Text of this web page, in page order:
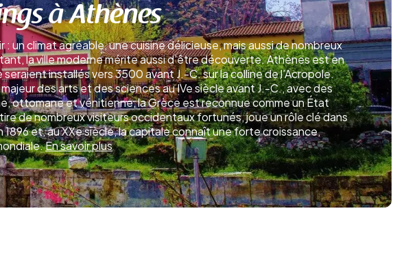
à Athènes
climat agréable, une cuisine délicieuse, mais aussi de nombreux
la ville moderne mérite aussi d’être découverte. Athènes est en
installés vers 3500 avant J.-C. sur la colline de l’Acropole.
des arts et des sciences au IVe siècle avant J.-C., avec des
ottomane et vénitienne, la Grèce est reconnue comme un État
de nombreux visiteurs occidentaux fortunés, joue un rôle clé dans
et, au XXe siècle, la capitale connaît une forte croissance,
En savoir plus